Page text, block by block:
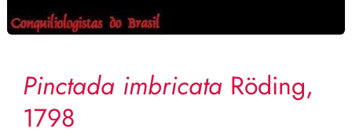
Pinctada imbricataRöding,
1798